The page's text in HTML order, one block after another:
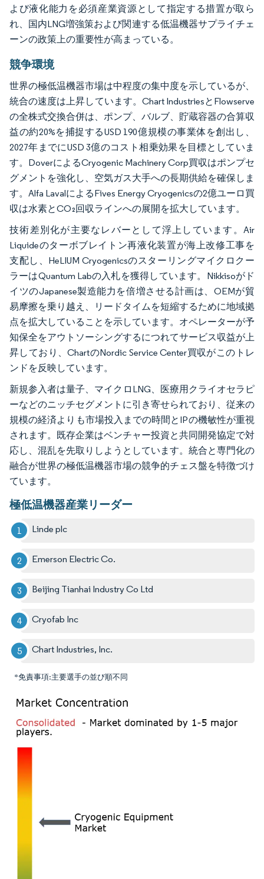
よび液化能力を必須産業資源として指定する措置が取ら
れ、国内LNG増強策および関連する低温機器サプライチェ
ーンの政策上の重要性が高まっている。
競争環境
世界の極低温機器市場は中程度の集中度を示しているが、
統合の速度は上昇しています。Chart IndustriesとFlowserve
の全株式交換合併は、ポンプ、バルブ、貯蔵容器の合算収
益の約20%を捕捉するUSD 190億規模の事業体を創出し、
2027年までにUSD 3億のコスト相乗効果を目標としていま
す。DoverによるCryogenic Machinery Corp買収はポンプセ
グメントを強化し、空気ガス大手への長期供給を確保しま
す。Alfa LavalによるFives Energy Cryogenicsの2億ユーロ買
収は水素とCO₂回収ラインへの展開を拡大しています。
技術差別化が主要なレバーとして浮上しています。Air
Liquideのターボブレイトン再液化装置が海上改修工事を
支配し、HeLIUM Cryogenicsのスターリングマイクロクー
ラーはQuantum Labの入札を獲得しています。Nikkisoがド
イツのJapanese製造能力を倍増させる計画は、OEMが貿
易摩擦を乗り越え、リードタイムを短縮するために地域拠
点を拡大していることを示しています。オペレーターが予
知保全をアウトソーシングするにつれてサービス収益が上
昇しており、ChartのNordic Service Center買収がこのトレ
ンドを反映しています。
新規参入者は量子、マイクロLNG、医療用クライオセラピ
ーなどのニッチセグメントに引き寄せられており、従来の
規模の経済よりも市場投入までの時間とIPの機敏性が重視
されます。既存企業はベンチャー投資と共同開発協定で対
応し、混乱を先取りしようとしています。統合と専門化の
融合が世界の極低温機器市場の競争的チェス盤を特徴づけ
ています。
極低温機器産業リーダー
Linde plc
Emerson Electric Co.
Beijing Tianhai Industry Co Ltd
Cryofab Inc
Chart Industries, Inc.
*免責事項:主要選手の並び順不同